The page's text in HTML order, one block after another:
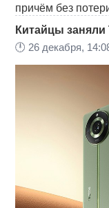
причём без
Китайцы
🕛 26 декабря,